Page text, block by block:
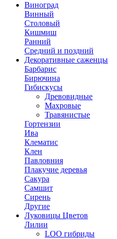
Виноград
Винный
Столовый
Кишмиш
Ранний
Средний и поздний
Декоративные саженцы
Барбарис
Бирючина
Гибискусы
Древовидные
Махровые
Травянистые
Гортензии
Ива
Клематис
Клен
Павловния
Плакучие деревья
Сакура
Самшит
Сирень
Другие
Луковицы Цветов
Лилии
LOO гибриды